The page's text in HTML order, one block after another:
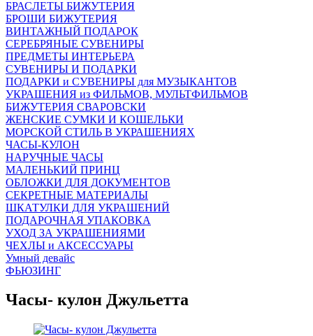
БРАСЛЕТЫ БИЖУТЕРИЯ
БРОШИ БИЖУТЕРИЯ
ВИНТАЖНЫЙ ПОДАРОК
СЕРЕБРЯНЫЕ СУВЕНИРЫ
ПРЕДМЕТЫ ИНТЕРЬЕРА
СУВЕНИРЫ И ПОДАРКИ
ПОДАРКИ и СУВЕНИРЫ для МУЗЫКАНТОВ
УКРАШЕНИЯ из ФИЛЬМОВ, МУЛЬТФИЛЬМОВ
БИЖУТЕРИЯ СВАРОВСКИ
ЖЕНСКИЕ СУМКИ И КОШЕЛЬКИ
МОРСКОЙ СТИЛЬ В УКРАШЕНИЯХ
ЧАСЫ-КУЛОН
НАРУЧНЫЕ ЧАСЫ
МАЛЕНЬКИЙ ПРИНЦ
ОБЛОЖКИ ДЛЯ ДОКУМЕНТОВ
СЕКРЕТНЫЕ МАТЕРИАЛЫ
ШКАТУЛКИ ДЛЯ УКРАШЕНИЙ
ПОДАРОЧНАЯ УПАКОВКА
УХОД ЗА УКРАШЕНИЯМИ
ЧEХЛЫ и АКСЕССУАРЫ
Умный девайс
ФЬЮЗИНГ
Часы- кулон Джульетта